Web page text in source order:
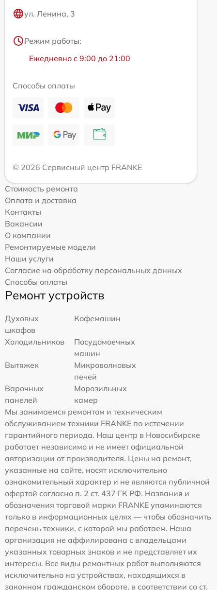
ул. Ленина, 3
Режим работы:
Ежедневно с 9:00 до 21:00
Способы оплаты
© 2026 Сервисный центр FRANKE
Стоимость ремонта
Оплата и доставка
Контакты
Вакансии
О компании
Ремонтируемые модели
Наши услуги
Согласие на обработку персональных данных
Способы оплаты
Ремонт устройств
Духовых
шкафов
Кофемашин
Холодильников
Посудомоечных
машин
Вытяжек
Микроволновых
печей
Варочных
панелей
Морозильных
камер
Мы занимаемся ремонтом и техническим
обслуживанием техники FRANKE по истечении
гарантийного периода. Наш центр в Новосибирске
работает независимо и не имеет официальной
авторизации от производителя. Цены на ремонт,
указанные на сайте, носят исключительно
ознакомительный характер и не являются публичной
офертой согласно п. 2 ст. 437 ГК РФ. Названия и
обозначения торговой марки FRANKE упоминаются
только в информационных целях — чтобы обозначить
перечень техники, с которой мы работаем. Наша
организация не аффилирована с владельцами
указанных товарных знаков и не представляет их
интересы. Все виды ремонтных работ выполняются
исключительно на устройствах, находящихся в
законном гражданском обороте, в соответствии со ст.